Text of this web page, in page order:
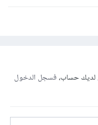
لديك حساب،فسجل الدخول